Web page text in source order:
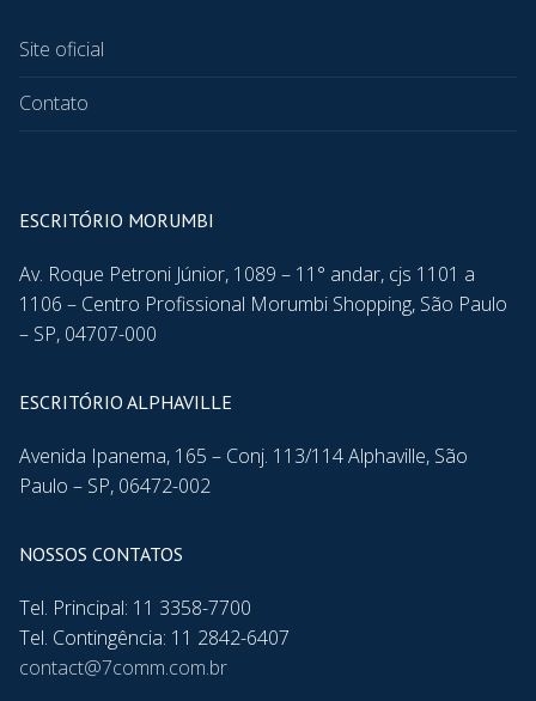
Site oficial
Contato
ESCRITÓRIO MORUMBI
Av. Roque Petroni Júnior, 1089 – 11° andar, cjs 1101 a
1106 – Centro Profissional Morumbi Shopping, São Paulo
– SP, 04707-000
ESCRITÓRIO ALPHAVILLE
Avenida Ipanema, 165 – Conj. 113/114 Alphaville, São
Paulo – SP, 06472-002
NOSSOS CONTATOS
Tel. Principal: 11 3358-7700
Tel. Contingência: 11 2842-6407
contact@7comm.com.br